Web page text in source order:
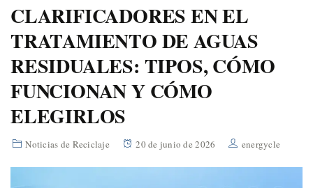
CLARIFICADORES EN EL
TRATAMIENTO DE AGUAS
RESIDUALES: TIPOS, CÓMO
FUNCIONAN Y CÓMO
ELEGIRLOS
Noticias de Reciclaje 20 de junio de 2026 energycle